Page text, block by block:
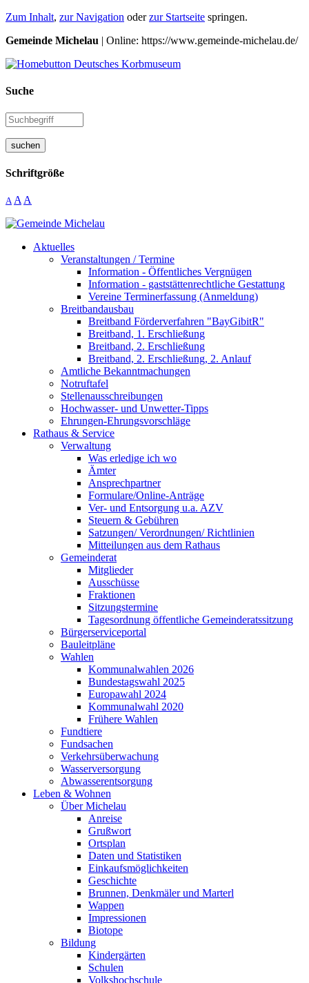
Zum Inhalt, zur Navigation oderzur Startseite springen.
Gemeinde Michelau | Online: https://www.gemeinde-michelau.de/
Suche
suchen
Schriftgröße
A A A
Aktuelles
Veranstaltungen / Termine
Information - Öffentliches Vergnügen
Information - gaststättenrechtliche Gestattung
Vereine Terminerfassung (Anmeldung)
Breitbandausbau
Breitband Förderverfahren "BayGibitR"
Breitband, 1. Erschließung
Breitband, 2. Erschließung
Breitband, 2. Erschließung, 2. Anlauf
Amtliche Bekanntmachungen
Notruftafel
Stellenausschreibungen
Hochwasser- und Unwetter-Tipps
Ehrungen-Ehrungsvorschläge
Rathaus & Service
Verwaltung
Was erledige ich wo
Ämter
Ansprechpartner
Formulare/Online-Anträge
Ver- und Entsorgung u.a. AZV
Steuern & Gebühren
Satzungen/ Verordnungen/ Richtlinien
Mitteilungen aus dem Rathaus
Gemeinderat
Mitglieder
Ausschüsse
Fraktionen
Sitzungstermine
Tagesordnung öffentliche Gemeinderatssitzung
Bürgerserviceportal
Bauleitpläne
Wahlen
Kommunalwahlen 2026
Bundestagswahl 2025
Europawahl 2024
Kommunalwahl 2020
Frühere Wahlen
Fundtiere
Fundsachen
Verkehrsüberwachung
Wasserversorgung
Abwasserentsorgung
Leben & Wohnen
Über Michelau
Anreise
Grußwort
Ortsplan
Daten und Statistiken
Einkaufsmöglichkeiten
Geschichte
Brunnen, Denkmäler und Marterl
Wappen
Impressionen
Biotope
Bildung
Kindergärten
Schulen
Volkshochschule